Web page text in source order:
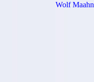
Wolf Maahn